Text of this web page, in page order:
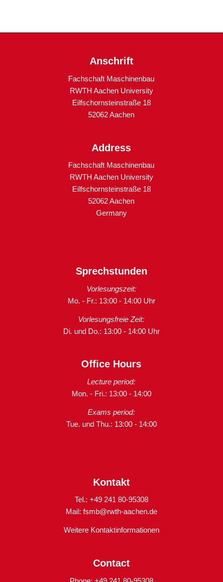
Anschrift
Fachschaft Maschinenbau
RWTH Aachen University
Eilfschornsteinstraße 18
52062 Aachen
Address
Fachschaft Maschinenbau
RWTH Aachen University
Eilfschornsteinstraße 18
52062 Aachen
Germany
Sprechstunden
Vorlesungszeit:
Mo. - Fr.: 13:00 - 14:00 Uhr
Vorlesungsfreie Zeit:
Di. und Do.: 13:00 - 14:00 Uhr
Office Hours
Lecture period:
Mon. - Fri.: 13:00 - 14:00
Exams period:
Tue. und Thu.: 13:00 - 14:00
Kontakt
Tel.: +49 241 80-95308
Mail: fsmb@rwth-aachen.de
Weitere Kontaktinformationen
Contact